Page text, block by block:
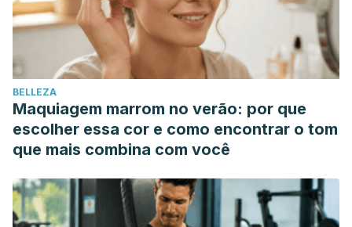
BELLEZA
Maquiagem marrom no verão: por que
escolher essa cor e como encontrar o tom
que mais combina com você